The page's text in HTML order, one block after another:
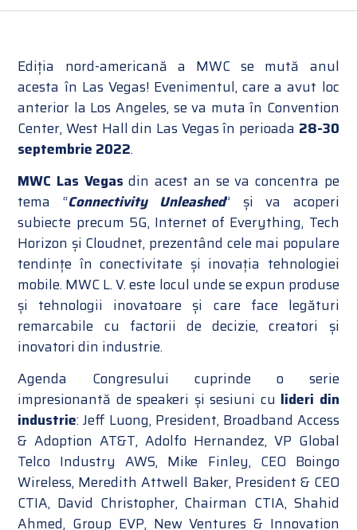
Ediția nord-americană a MWC se mută anul
acesta în Las Vegas! Evenimentul, care a avut loc
anterior la Los Angeles, se va muta în Convention
Center, West Hall din Las Vegas în perioada 28-30
septembrie 2022.
MWC Las Vegas din acest an se va concentra pe
tema “Connectivity Unleashed” și va acoperi
subiecte precum 5G, Internet of Everything, Tech
Horizon și Cloudnet, prezentând cele mai populare
tendințe în conectivitate și inovația tehnologiei
mobile. MWC L. V. este locul unde se expun produse
și tehnologii inovatoare și care face legături
remarcabile cu factorii de decizie, creatori și
inovatori din industrie.
Agenda Congresului cuprinde o serie
impresionantă de speakeri și sesiuni cu lideri din
industrie: Jeff Luong, President, Broadband Access
& Adoption AT&T, Adolfo Hernandez, VP Global
Telco Industry AWS, Mike Finley, CEO Boingo
Wireless, Meredith Attwell Baker, President & CEO
CTIA, David Christopher, Chairman CTIA, Shahid
Ahmed, Group EVP, New Ventures & Innovation